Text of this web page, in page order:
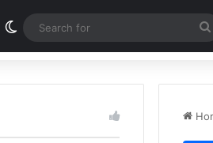
Article
Switch skin